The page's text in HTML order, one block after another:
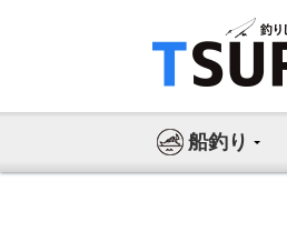
ス
船釣り